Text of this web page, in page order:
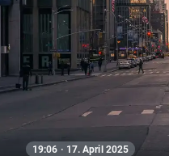
19:06 · 17. April 2025